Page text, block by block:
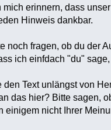
mich erinnern, dass
Hinweis dankbar.
noch fragen, ob du der
ich einfdach "du"
den Text unlängst von
das hier? Bitte sagen,
einigem nicht Ihrer